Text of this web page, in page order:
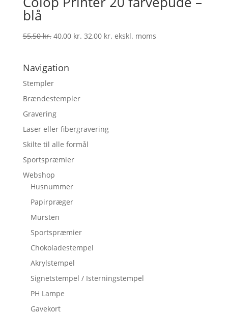
blå
55,50kr. 40,00 kr. 32,00 kr. ekskl. moms
Navigation
Stempler
Brændestempler
Gravering
Laser eller fibergravering
Skilte til alle formål
Sportspræmier
Webshop
Husnummer
Papirpræger
Mursten
Sportspræmier
Chokoladestempel
Akrylstempel
Signetstempel / Isterningstempel
PH Lampe
Gavekort